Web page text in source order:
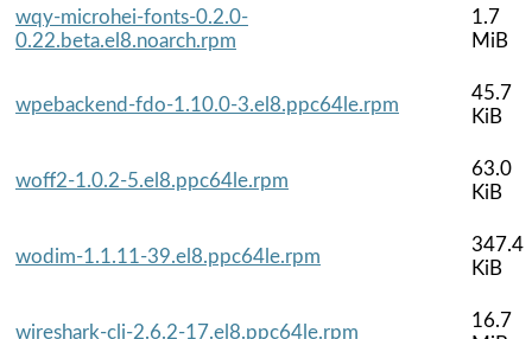
wqy-microhei-fonts-0.2.0-
0.22.beta.el8.noarch.rpm
1.7
MiB
wpebackend-fdo-1.10.0-3.el8.ppc64le.rpm
45.7
KiB
woff2-1.0.2-5.el8.ppc64le.rpm
63.0
KiB
wodim-1.1.11-39.el8.ppc64le.rpm
347.4
KiB
wireshark-cli-2.6.2-17.el8.ppc64le.rpm
16.7